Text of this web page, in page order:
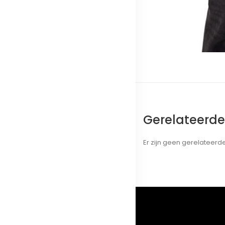
Er zijn geen